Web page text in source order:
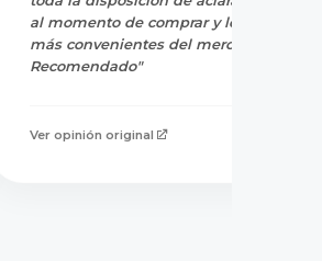
al momento de comprar y los precios
más convenientes del mercado.
Recomendado"
Ver opinión original